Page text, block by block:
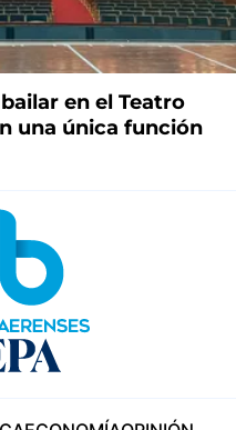
en el Teatro
una única función